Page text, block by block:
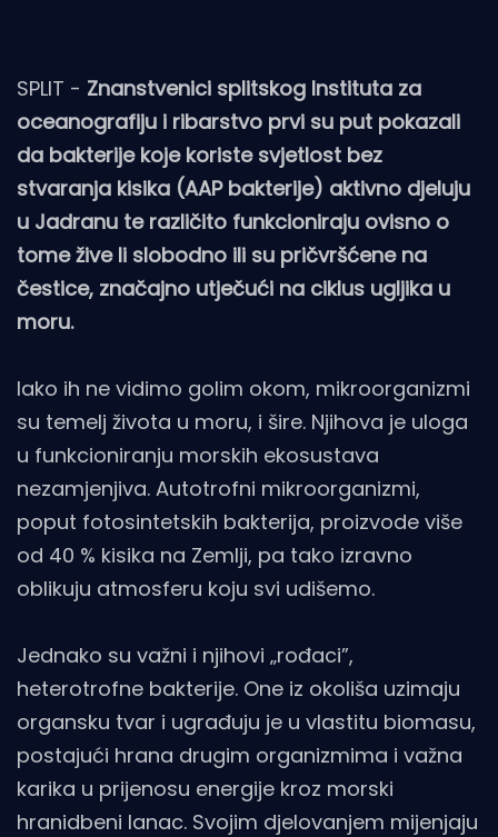
SPLIT - Znanstvenici splitskog Instituta za
oceanografiju i ribarstvo prvi su put pokazali
da bakterije koje koriste svjetlost bez
stvaranja kisika (AAP bakterije) aktivno djeluju
u Jadranu te različito funkcioniraju ovisno o
tome žive li slobodno ili su pričvršćene na
čestice, značajno utječući na ciklus ugljika u
moru.
Iako ih ne vidimo golim okom, mikroorganizmi
su temelj života u moru, i šire. Njihova je uloga
u funkcioniranju morskih ekosustava
nezamjenjiva. Autotrofni mikroorganizmi,
poput fotosintetskih bakterija, proizvode više
od 40 % kisika na Zemlji, pa tako izravno
oblikuju atmosferu koju svi udišemo.
Jednako su važni i njihovi „rođaci”,
heterotrofne bakterije. One iz okoliša uzimaju
organsku tvar i ugrađuju je u vlastitu biomasu,
postajući hrana drugim organizmima i važna
karika u prijenosu energije kroz morski
hranidbeni lanac. Svojim djelovanjem mijenjaju